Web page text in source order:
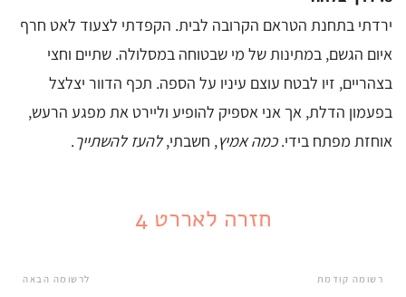
ירדתי בתחנת הטראם הקרובה לבית. הקפדתי לצעוד לאט חרף
איום הגשם, במתינות של מי שבטוחה במסלולה. שתיים וחצי
בצהריים, זיו לבטח עוצם עיניו על הספה. תכף הדוור יצלצל
בפעמון הדלת, אך אני אספיק להופיע וליירט את מפגע הרעש,
אוחזת מפתח בידי.כמה אמיץ, חשבתי,להעז להשתייך.
חזרה לאררט 4
רשומה קודמת לרשומה הבאה